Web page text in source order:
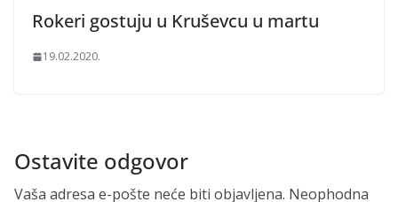
Rokeri gostuju u Kruševcu u martu
19.02.2020.
Ostavite odgovor
Vaša adresa e-pošte neće biti objavljena. Neophodna